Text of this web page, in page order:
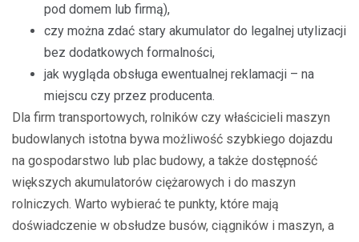
pod domem lub firmą),
czy można zdać stary akumulator do legalnej utylizacji
bez dodatkowych formalności,
jak wygląda obsługa ewentualnej reklamacji – na
miejscu czy przez producenta.
Dla firm transportowych, rolników czy właścicieli maszyn
budowlanych istotna bywa możliwość szybkiego dojazdu
na gospodarstwo lub plac budowy, a także dostępność
większych akumulatorów ciężarowych i do maszyn
rolniczych. Warto wybierać te punkty, które mają
doświadczenie w obsłudze busów, ciągników i maszyn, a